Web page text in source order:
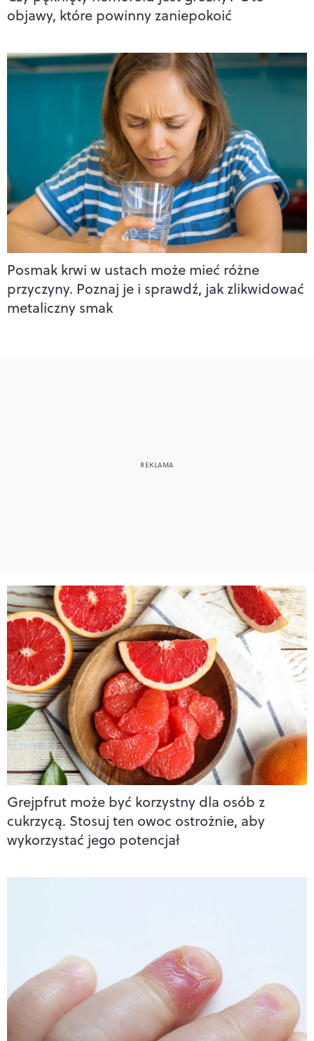
objawy, które powinny zaniepokoić
Posmak krwi w ustach może mieć różne
przyczyny. Poznaj je i sprawdź, jak zlikwidować
metaliczny smak
Grejpfrut może być korzystny dla osób z
cukrzycą. Stosuj ten owoc ostrożnie, aby
wykorzystać jego potencjał